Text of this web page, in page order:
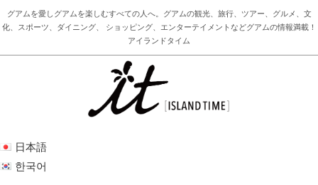
グアムを愛しグアムを楽しむすべての人へ。グアムの観光、旅行、ツアー、グルメ、文
化、スポーツ、ダイニング、 ショッピング、エンターテイメントなどグアムの情報満載！
アイランドタイム
日本語
한국어